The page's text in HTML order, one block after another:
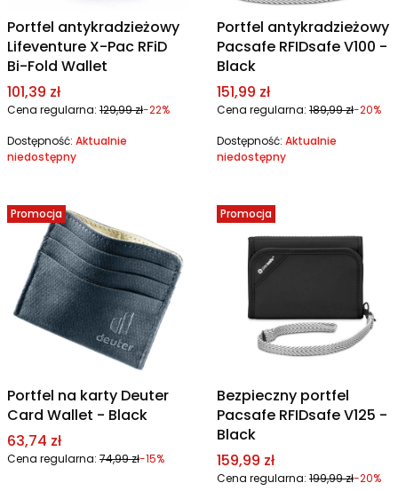
Portfel antykradzieżowy
Lifeventure X-Pac RFiD
Bi-Fold Wallet
Cena promocyjna
101,39 zł
Cena regularna: 129,99 zł-22%
Dostępność: Aktualnie
niedostępny
Portfel antykradzieżowy
Pacsafe RFIDsafe V100 -
Black
Cena promocyjna
151,99 zł
Cena regularna: 189,99 zł-20%
Dostępność: Aktualnie
niedostępny
Promocja
Portfel na karty Deuter
Card Wallet - Black
Cena promocyjna
63,74 zł
Cena regularna: 74,99 zł-15%
Promocja
Bezpieczny portfel
Pacsafe RFIDsafe V125 -
Black
Cena promocyjna
159,99 zł
Cena regularna: 199,99 zł-20%